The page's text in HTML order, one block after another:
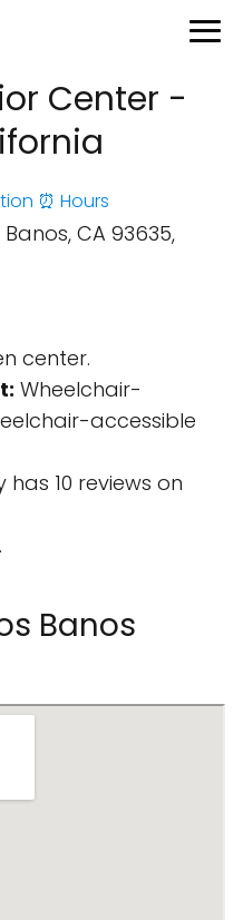
Center -
⏰ Hours
CA 93635,
center.
Wheelchair-
accessible
10 reviews on
Banos